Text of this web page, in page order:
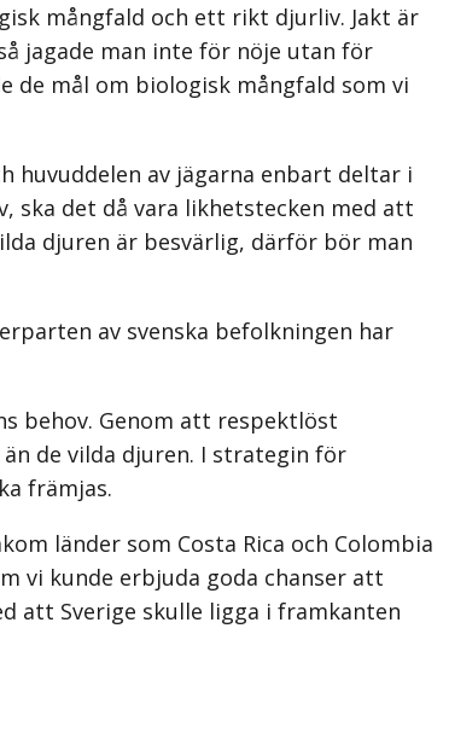
mångfald och ett rikt djurliv. Jakt är
jagade man inte för nöje utan för
de mål om biolo­gisk mångfald som vi
huvuddelen av jägarna enbart deltar i
ska det då vara likhetstecken med att
djuren är besvärlig, därför bör man
av svenska befolkningen har
behov. Genom att respektlöst
de vilda djuren. I strategin för
främjas.
länder som Costa Rica och Colombia
vi kunde erbjuda goda chanser att
att Sverige skulle ligga i framkanten